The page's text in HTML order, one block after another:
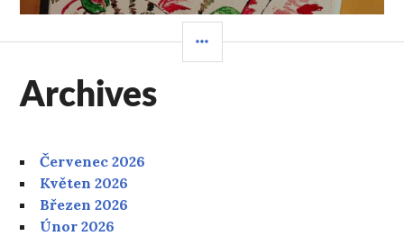
PANEL
Archives
Červenec 2026
Květen 2026
Březen 2026
Únor 2026